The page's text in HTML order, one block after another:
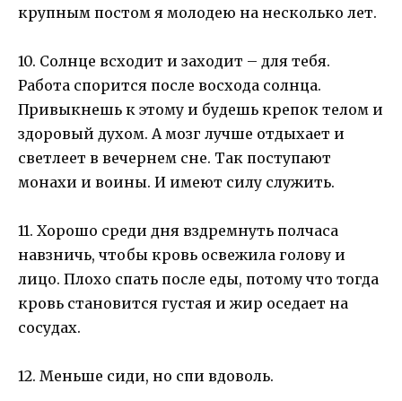
крупным постом я молодею на несколько лет.
10. Солнце всходит и заходит – для тебя.
Работа спорится после восхода солнца.
Привыкнешь к этому и будешь крепок телом и
здоровый духом. А мозг лучше отдыхает и
светлеет в вечернем сне. Так поступают
монахи и воины. И имеют силу служить.
11. Хорошо среди дня вздремнуть полчаса
навзничь, чтобы кровь освежила голову и
лицо. Плохо спать после еды, потому что тогда
кровь становится густая и жир оседает на
сосудах.
12. Меньше сиди, но спи вдоволь.